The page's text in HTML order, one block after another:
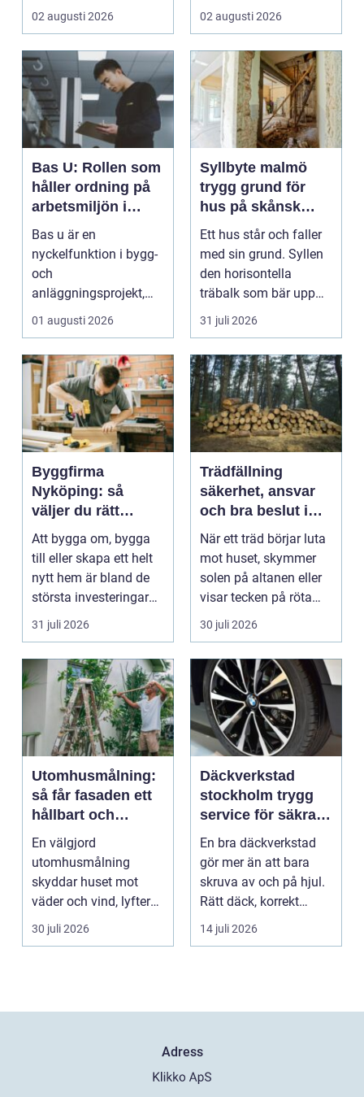
vardagen, ett s...
02 augusti 2026
verkstaden till k...
02 augusti 2026
Bas U: Rollen som
håller ordning på
arbetsmiljön i
byggprojekt
Bas u är en
nyckelfunktion i bygg-
och
anläggningsprojekt,
med ansvar för att
arbetsm...
01 augusti 2026
Syllbyte malmö
trygg grund för
hus på skånsk
mark
Ett hus står och faller
med sin grund. Syllen
den horisontella
träbalk som bär upp
väggarna mot pla...
31 juli 2026
Byggfirma
Nyköping: så
väljer du rätt
partner för ditt
projekt
Att bygga om, bygga
till eller skapa ett helt
nytt hem är bland de
största investeringar
m...
31 juli 2026
Trädfällning
säkerhet, ansvar
och bra beslut i
trädgården
När ett träd börjar luta
mot huset, skymmer
solen på altanen eller
visar tecken på röta
uppstår ofta...
30 juli 2026
Utomhusmålning:
så får fasaden ett
hållbart och
vackert resultat
En välgjord
utomhusmålning
skyddar huset mot
väder och vind, lyfter
helhetsintrycket...
30 juli 2026
Däckverkstad
stockholm trygg
service för säkra
mil året runt
En bra däckverkstad
gör mer än att bara
skruva av och på hjul.
Rätt däck, korrekt
montering och rege...
14 juli 2026
Adress